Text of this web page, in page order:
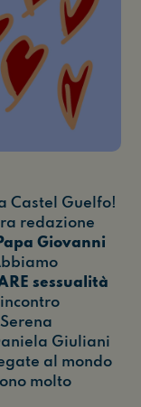
Castel Guelfo!
redazione
Giovanni
sessualità
Giuliani
al mondo
molto